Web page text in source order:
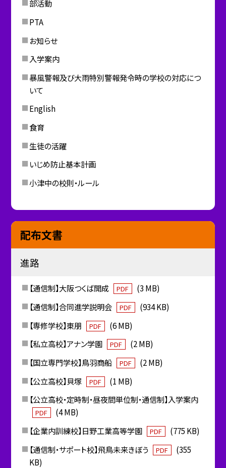
部活動
PTA
お知らせ
入学案内
暴風警報及び大雨特別警報発令時の学校の対応につ
いて
English
食育
生徒の活躍
いじめ防止基本計画
小津中の校則・ルール
配布文書
進路
【通信制】大阪つくば開成 PDF
(3 MB)
【通信制】合同進学説明会
PDF
(934 KB)
【専修学校】東朋
PDF
(6 MB)
【私立高校】アナン学園
PDF
(2 MB)
【国立専門学校】鳥羽商船
PDF
(2 MB)
【公立高校】貝塚
PDF
(1 MB)
【公立高校・定時制・昼夜間単位制・通信制】入学案内
PDF
(4 MB)
【企業内訓練校】日野工業高等学園
PDF
(775 KB)
【通信制・サポート校】飛鳥未来きぼう
PDF
(355
KB)